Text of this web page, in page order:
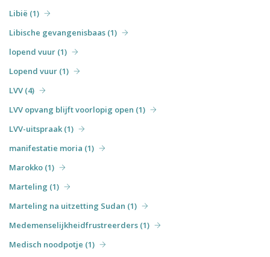
Libië (1)
Libische gevangenisbaas (1)
lopend vuur (1)
Lopend vuur (1)
LVV (4)
LVV opvang blijft voorlopig open (1)
LVV-uitspraak (1)
manifestatie moria (1)
Marokko (1)
Marteling (1)
Marteling na uitzetting Sudan (1)
Medemenselijkheidfrustreerders (1)
Medisch noodpotje (1)